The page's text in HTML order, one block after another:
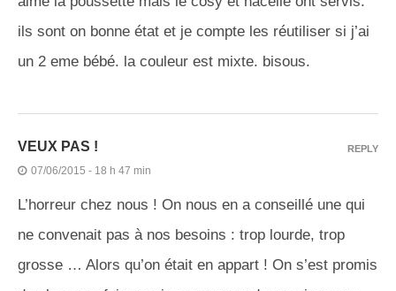
ils sont on bonne état et je compte les réutiliser si j’ai
un 2 eme bébé. la couleur est mixte. bisous.
VEUX PAS !
07/06/2015 - 18 h 47 min
L’horreur chez nous ! On nous en a conseillé une qui
ne convenait pas à nos besoins : trop lourde, trop
grosse … Alors qu’on était en appart ! On s’est promis
REPLY